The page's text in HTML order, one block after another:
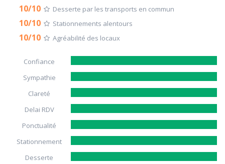
10/10 Desserte par les transports en commun
10/10 Stationnements alentours
10/10 Agréabilité des locaux
Confiance
Sympathie
Clareté
Delai RDV
Ponctualité
Stationnement
Desserte